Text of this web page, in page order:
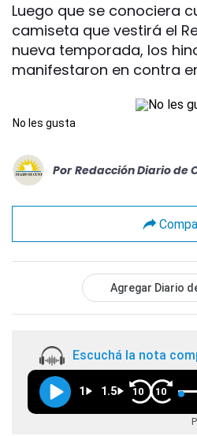
Luego que se conociera
camiseta que vestirá el
nueva temporada, los
manifestaron en contra
No les gusta
Por Redacción Diario de
Agregar Diario
Escuchá la nota
1 1.5 10 10